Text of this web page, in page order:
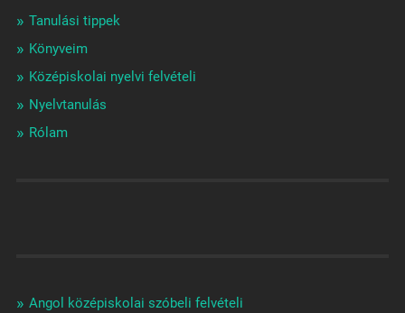
Tanulási tippek
Könyveim
Középiskolai nyelvi felvételi
Nyelvtanulás
Rólam
Angol középiskolai szóbeli felvételi